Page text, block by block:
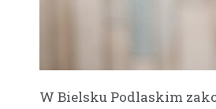
W Bielsku Podlaskim